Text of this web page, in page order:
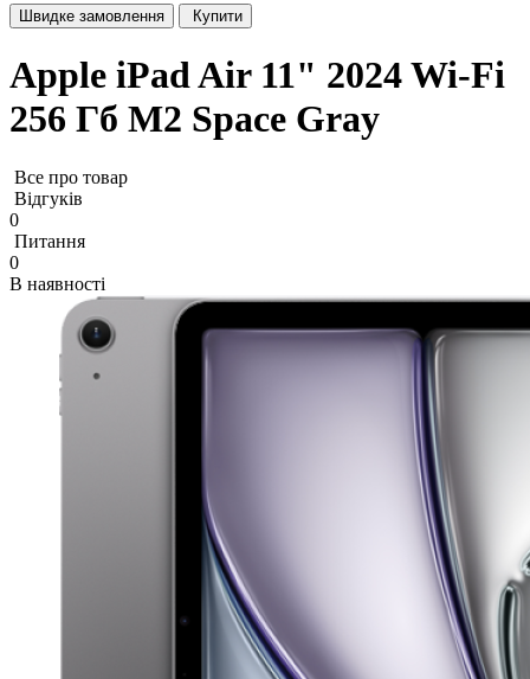
Швидке замовлення Купити
Apple iPad Air 11" 2024 Wi-Fi
256 Гб M2 Space Gray
Все про товар
Відгуків
0
Питання
0
В наявності